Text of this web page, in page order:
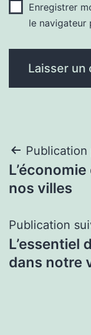
Enregistrer
le navigateur
de
nos villes
Publication
L’essentiel
dans notre